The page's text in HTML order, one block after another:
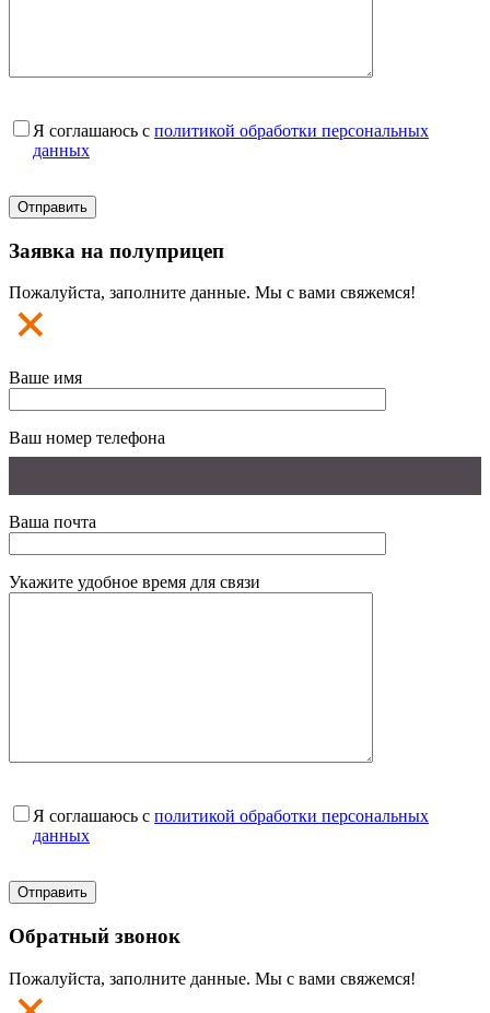
Я соглашаюсь с политикой обработки персональных
данных
Заявка на полуприцеп
Пожалуйста, заполните данные. Мы с вами свяжемся!
Ваше имя
Ваш номер телефона
Ваша почта
Укажите удобное время для связи
Я соглашаюсь с политикой обработки персональных
данных
Обратный звонок
Пожалуйста, заполните данные. Мы с вами свяжемся!